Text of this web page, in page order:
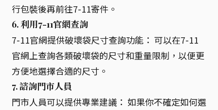
行包裝後再前往7-11寄件。
6. 利用7-11官網查詢
7-11官網提供破壞袋尺寸查詢功能： 可以在7-11
官網上查詢各類破壞袋的尺寸和重量限制，以便更
方便地選擇合適的尺寸。
7. 諮詢門市人員
門市人員可以提供專業建議： 如果你不確定如何選